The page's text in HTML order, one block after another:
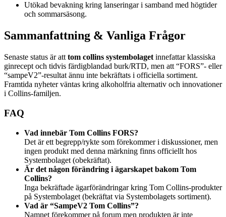
Utökad bevakning kring lanseringar i samband med högtider
och sommarsäsong.
Sammanfattning & Vanliga Frågor
Senaste status är att tom collins systembolaget innefattar klassiska
ginrecept och tidvis färdigblandad burk/RTD, men att “FORS”- eller
“sampeV2”-resultat ännu inte bekräftats i officiella sortiment.
Framtida nyheter väntas kring alkoholfria alternativ och innovationer
i Collins-familjen.
FAQ
Vad innebär Tom Collins FORS?
Det är ett begrepp/rykte som förekommer i diskussioner, men
ingen produkt med denna märkning finns officiellt hos
Systembolaget (obekräftat).
Är det någon förändring i ägarskapet bakom Tom
Collins?
Inga bekräftade ägarförändringar kring Tom Collins-produkter
på Systembolaget (bekräftat via Systembolagets sortiment).
Vad är “SampeV2 Tom Collins”?
Namnet förekommer på forum men produkten är inte